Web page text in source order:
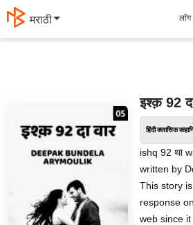
मराठी
इश्क़ 92
हिंदी क्लासिक
ishq 92 था
written by
This story
response
web since